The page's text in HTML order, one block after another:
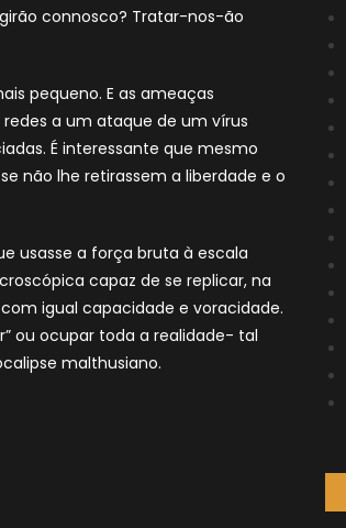
connosco? Tratar-nos-ão
pequeno. E as ameaças
a um ataque de um vírus
É interessante que mesmo
não lhe retirassem a liberdade e o
usasse a força bruta à escala
capaz de se replicar, na
igual capacidade e voracidade.
ou ocupar toda a realidade- tal
malthusiano.